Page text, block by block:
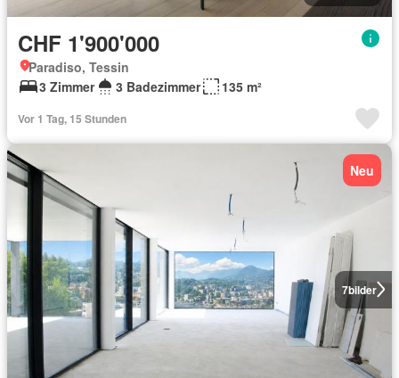
CHF 1'900'000
Paradiso, Tessin
3 Zimmer
3 Badezimmer 135 m²
Vor 1 Tag, 15 Stunden
7bilder
Neu